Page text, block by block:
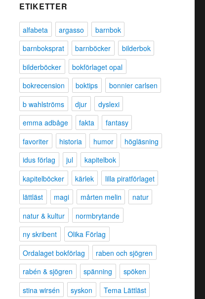
ETIKETTER
alfabeta argasso
barnbok
barnboksprat
barnböcker
bilderbok
bilderböcker
bokförlaget opal
bokrecension
boktips
bonnier carlsen
b wahlströms
djur
dyslexi
emma adbåge
fakta
fantasy
favoriter
historia humor
högläsning
idus förlag
jul
kapitelbok
kapitelböcker
kärlek
lilla piratförlaget
lättläst
magi mårten melin
natur
natur & kultur
normbrytande
ny skribent
Olika Förlag
Ordalaget bokförlag
raben och sjögren
rabén & sjögren
spänning
spöken
stina wirsén
syskon
Tema Lättläst